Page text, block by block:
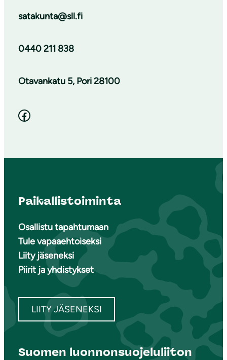
satakunta@sll.fi
0440 211 838
Otavankatu 5, Pori 28100
Facebook
Paikallistoiminta
Osallistu tapahtumaan
Tule vapaaehtoiseksi
Liity jäseneksi
Piirit ja yhdistykset
LIITY JÄSENEKSI
Suomen luonnonsuojeluliiton